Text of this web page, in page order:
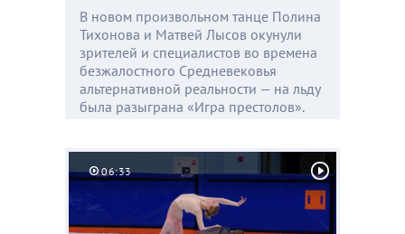
В новом произвольном танце Полина
Тихонова и Матвей Лысов окунули
зрителей и специалистов во времена
безжалостного Средневековья
альтернативной реальности — на льду
была разыграна «Игра престолов».
06:33